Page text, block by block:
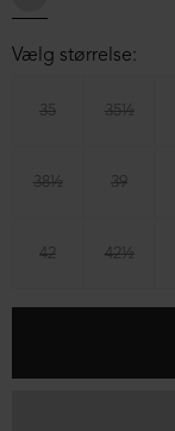
Vælg størrelse:
35 35½
38½ 39
42 42½